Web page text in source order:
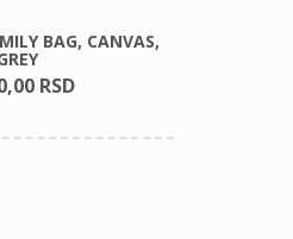
BAG, CANVAS,
00 RSD